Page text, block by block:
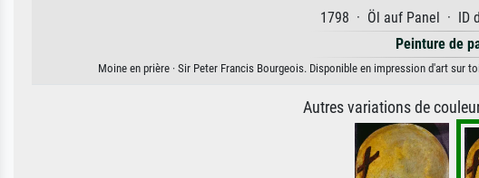
1798 · Öl auf Panel · ID
Peinture de
Moine en prière · Sir Peter Francis Bourgeois. Disponible en impression d'art sur
Autres variations de